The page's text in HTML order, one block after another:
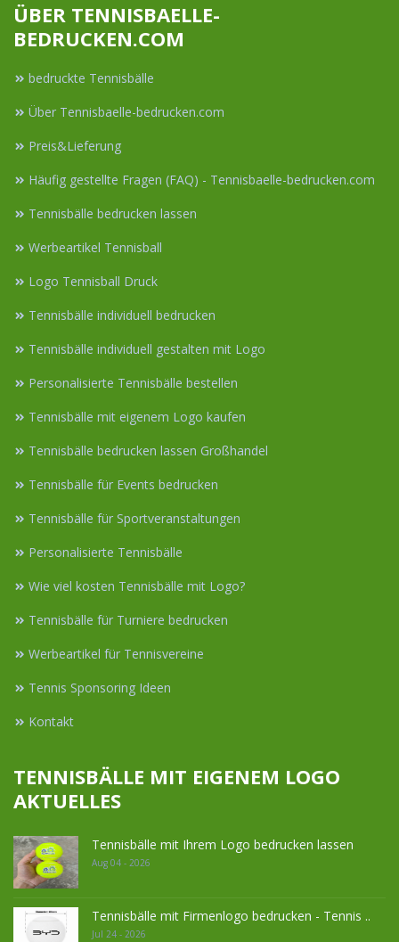
ÜBER TENNISBAELLE-
BEDRUCKEN.COM
bedruckte Tennisbälle
Über Tennisbaelle-bedrucken.com
Preis&Lieferung
Häufig gestellte Fragen (FAQ) - Tennisbaelle-bedrucken.com
Tennisbälle bedrucken lassen
Werbeartikel Tennisball
Logo Tennisball Druck
Tennisbälle individuell bedrucken
Tennisbälle individuell gestalten mit Logo
Personalisierte Tennisbälle bestellen
Tennisbälle mit eigenem Logo kaufen
Tennisbälle bedrucken lassen Großhandel
Tennisbälle für Events bedrucken
Tennisbälle für Sportveranstaltungen
Personalisierte Tennisbälle
Wie viel kosten Tennisbälle mit Logo?
Tennisbälle für Turniere bedrucken
Werbeartikel für Tennisvereine
Tennis Sponsoring Ideen
Kontakt
TENNISBÄLLE MIT EIGENEM LOGO
AKTUELLES
Tennisbälle mit Ihrem Logo bedrucken lassen
Aug 04 - 2026
Tennisbälle mit Firmenlogo bedrucken - Tennis ..
Jul 24 - 2026